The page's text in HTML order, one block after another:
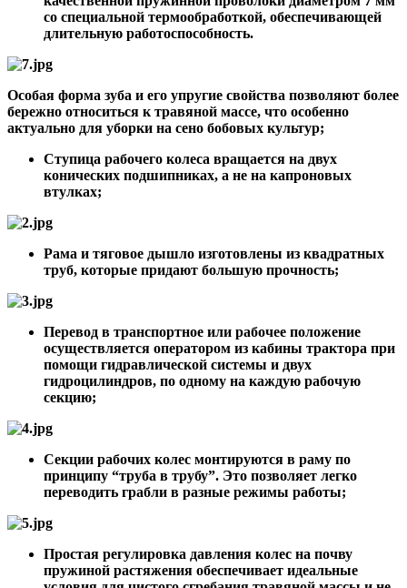
со специальной термообработкой, обеспечивающей
длительную работоспособность.
Особая форма зуба и его упругие свойства позволяют более
бережно относиться к травяной массе, что особенно
актуально для уборки на сено бобовых культур;
Ступица рабочего колеса вращается на двух
конических подшипниках, а не на капроновых
втулках;
Рама и тяговое дышло изготовлены из квадратных
труб, которые придают большую прочность;
Перевод в транспортное или рабочее положение
осуществляется оператором из кабины трактора при
помощи гидравлической системы и двух
гидроцилиндров, по одному на каждую рабочую
секцию;
Секции рабочих колес монтируются в раму по
принципу “труба в трубу”. Это позволяет легко
переводить грабли в разные режимы работы;
Простая регулировка давления колес на почву
пружиной растяжения обеспечивает идеальные